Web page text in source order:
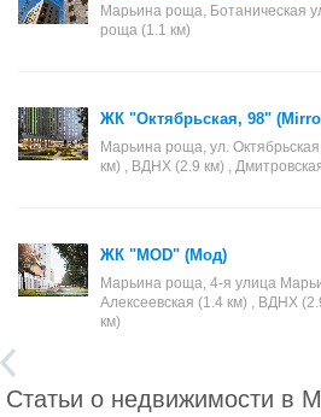
Марьина роща, Ботаническая
роща (1.1 км)
ЖК "Октябрьская, 98"
Марьина роща, ул.
км) , ВДНХ (2.9 км) ,
ЖК "MOD" (Мод)
Марьина роща, 4-я улица
Алексеевская (1.4 км) , ВДНХ
км)
Статьи о недвижимости в